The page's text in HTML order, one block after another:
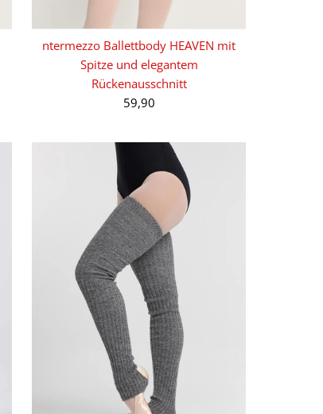
ntermezzo Ballettbody HEAVEN mit
Spitze und elegantem
Rückenausschnitt
59,90